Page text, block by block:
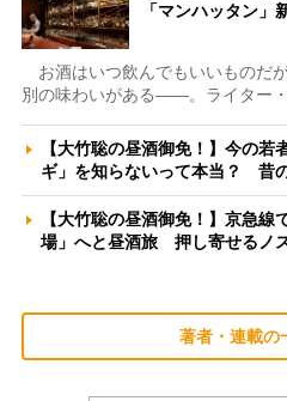
「マンハッタン
お酒はいつ飲んでもいいものだ
別の味わいがある――。ライター
【大竹聡の昼酒御免！】今の
ギ」を知らないって本当？ 昔
【大竹聡の昼酒御免！】京急
場」へと昼酒旅 押し寄せるノ
著者・連載の